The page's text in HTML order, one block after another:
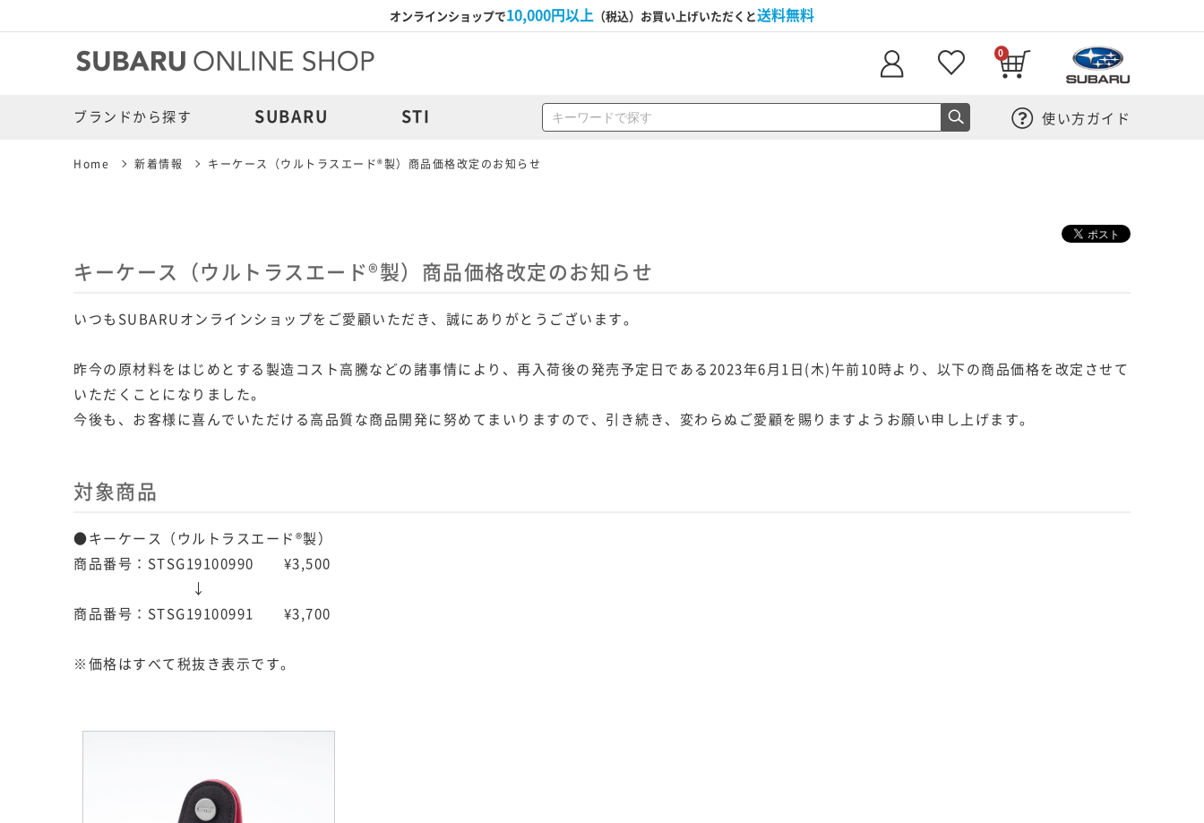
オンラインショップで10,000円以上 （税込）お買い上げいただくと送料無料
0
ブランドから探す SUBARU STI 使い方ガイド
Home 新着情報 キーケース（ウルトラスエード®製）商品価格改定のお知らせ
キーケース（ウルトラスエード®製）商品価格改定のお知らせ
いつもSUBARUオンラインショップをご愛顧いただき、誠にありがとうございます。
昨今の原材料をはじめとする製造コスト高騰などの諸事情により、再入荷後の発売予定日である2023年6月1日(木)午前10時より、以下の商品価格を改定させて
いただくことになりました。
今後も、お客様に喜んでいただける高品質な商品開発に努めてまいりますので、引き続き、変わらぬご愛顧を賜りますようお願い申し上げます。
対象商品
●キーケース（ウルトラスエード®製）
商品番号：STSG19100990 ¥3,500
↓
商品番号：STSG19100991 ¥3,700
※価格はすべて税抜き表示です。